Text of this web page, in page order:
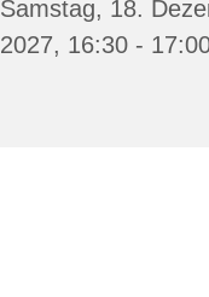
Samstag, 18.
2027, 16:30 -